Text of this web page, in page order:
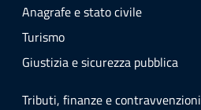
Anagrafe e stato civile
Turismo
Giustizia e sicurezza pubblica
Tributi, finanze e contravvenzioni